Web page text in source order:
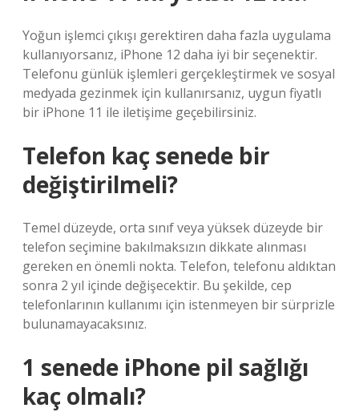
Yoğun işlemci çıkışı gerektiren daha fazla uygulama
kullanıyorsanız, iPhone 12 daha iyi bir seçenektir.
Telefonu günlük işlemleri gerçekleştirmek ve sosyal
medyada gezinmek için kullanırsanız, uygun fiyatlı
bir iPhone 11 ile iletişime geçebilirsiniz.
Telefon kaç senede bir
değiştirilmeli?
Temel düzeyde, orta sınıf veya yüksek düzeyde bir
telefon seçimine bakılmaksızın dikkate alınması
gereken en önemli nokta. Telefon, telefonu aldıktan
sonra 2 yıl içinde değişecektir. Bu şekilde, cep
telefonlarının kullanımı için istenmeyen bir sürprizle
bulunamayacaksınız.
1 senede iPhone pil sağlığı
kaç olmalı?